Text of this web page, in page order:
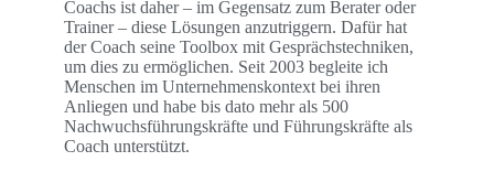
Coachs ist daher – im Gegensatz zum Berater oder
Trainer – diese Lösungen anzutriggern. Dafür hat
der Coach seine Toolbox mit Gesprächstechniken,
um dies zu ermöglichen. Seit 2003 begleite ich
Menschen im Unternehmenskontext bei ihren
Anliegen und habe bis dato mehr als 500
Nachwuchsführungskräfte und Führungskräfte als
Coach unterstützt.